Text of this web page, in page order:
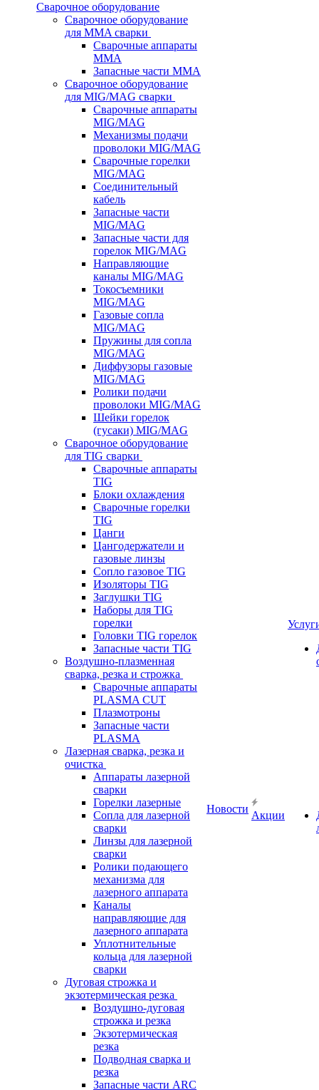
Сварочное оборудование
Сварочное оборудование
для MMA сварки
Сварочные аппараты
MMA
Запасные части MMA
Сварочное оборудование
для MIG/MAG сварки
Сварочные аппараты
MIG/MAG
Механизмы подачи
проволоки MIG/MAG
Сварочные горелки
MIG/MAG
Соединительный
кабель
Запасные части
MIG/MAG
Запасные части для
горелок MIG/MAG
Направляющие
каналы MIG/MAG
Токосъемники
MIG/MAG
Газовые сопла
MIG/MAG
Пружины для сопла
MIG/MAG
Диффузоры газовые
MIG/MAG
Ролики подачи
проволоки MIG/MAG
Шейки горелок
(гусаки) MIG/MAG
Сварочное оборудование
для TIG сварки
Сварочные аппараты
TIG
Блоки охлаждения
Сварочные горелки
TIG
Цанги
Цангодержатели и
газовые линзы
Сопло газовое TIG
Изоляторы TIG
Заглушки TIG
Наборы для TIG
горелки
Головки TIG горелок
Запасные части TIG
Воздушно-плазменная
сварка, резка и строжка
Сварочные аппараты
PLASMA CUT
Плазмотроны
Запасные части
PLASMA
Лазерная сварка, резка и
очистка
Аппараты лазерной
сварки
Горелки лазерные
Сопла для лазерной
сварки
Линзы для лазерной
сварки
Ролики подающего
механизма для
лазерного аппарата
Каналы
направляющие для
лазерного аппарата
Уплотнительные
кольца для лазерной
сварки
Дуговая строжка и
экзотермическая резка
Воздушно-дуговая
строжка и резка
Экзотермическая
резка
Подводная сварка и
резка
Запасные части ARC
Новости
Акции